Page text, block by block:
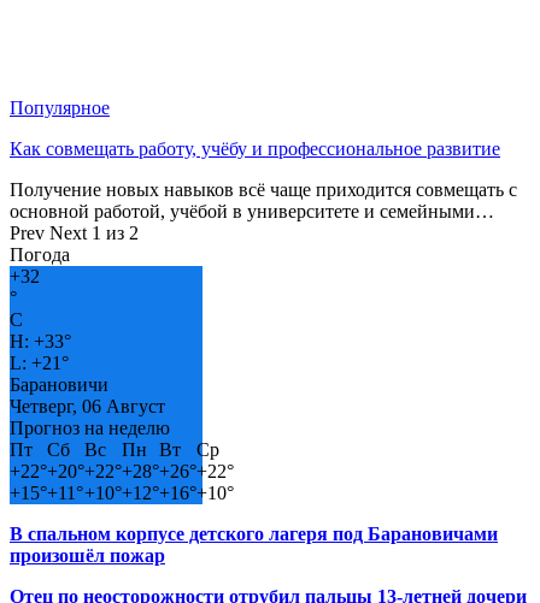
Популярное
Как совмещать работу, учёбу и профессиональное развитие
Получение новых навыков всё чаще приходится совмещать с
основной работой, учёбой в университете и семейными…
Prev Next 1 из 2
Погода
+32
°
C
H: +33°
L: +21°
Барановичи
Четверг, 06 Август
Прогноз на неделю
Пт
Сб Вс Пн Вт
Ср
+22°+20°+22°+28°+26°+22°
+15°+11°+10°+12°+16°+10°
В спальном корпусе детского лагеря под Барановичами
произошёл пожар
Отец по неосторожности отрубил пальцы 13-летней дочери